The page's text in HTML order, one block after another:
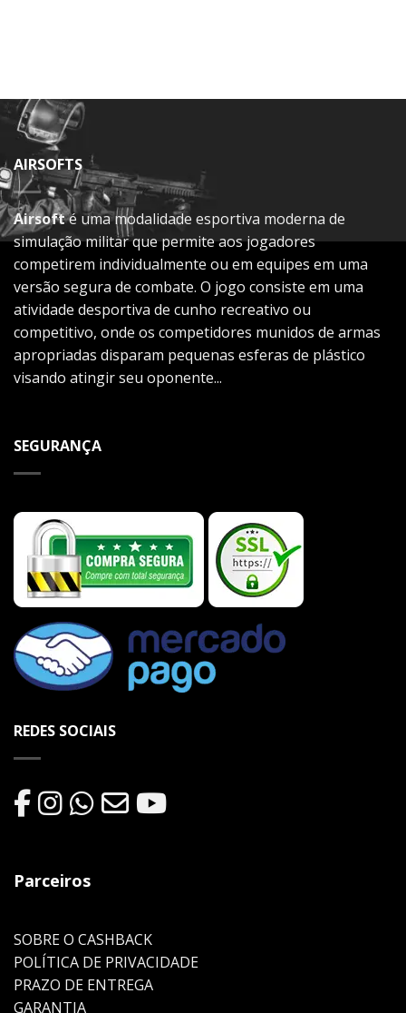
AIRSOFTS
Airsofté uma modalidade esportiva moderna de
simulação militar que permite aos jogadores
competirem individualmente ou em equipes em uma
versão segura de combate. O jogo consiste em uma
atividade desportiva de cunho recreativo ou
competitivo, onde os competidores munidos de armas
apropriadas disparam pequenas esferas de plástico
visando atingir seu oponente...
SEGURANÇA
REDES SOCIAIS
Parceiros
SOBRE O CASHBACK
POLÍTICA DE PRIVACIDADE
PRAZO DE ENTREGA
GARANTIA